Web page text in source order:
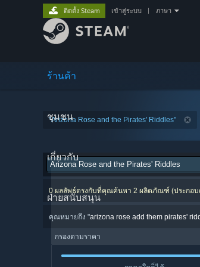
ร้านค้า
ชุมชน
เกี่ยวกับ
ฝ่ายสนับสนุน
ติดตั้ง Steam เข้าสู่ระบบ ภาษา
"Arizona Rose and the Pirates' Riddles"
0 ผลลัพธ์ตรงกับที่คุณค้นหา 2 ผลิตภัณฑ์ (ประกอบ
คุณหมายถึง "arizona rose add them pirates'
กรองตามราคา